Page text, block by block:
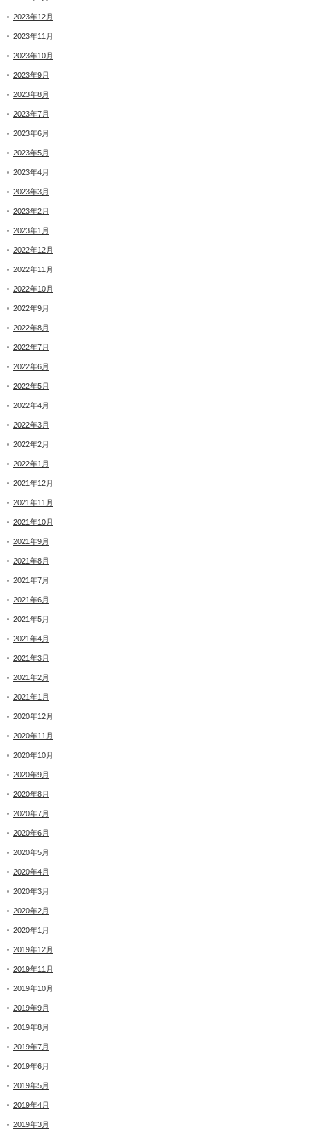
2023年12月
2023年11月
2023年10月
2023年9月
2023年8月
2023年7月
2023年6月
2023年5月
2023年4月
2023年3月
2023年2月
2023年1月
2022年12月
2022年11月
2022年10月
2022年9月
2022年8月
2022年7月
2022年6月
2022年5月
2022年4月
2022年3月
2022年2月
2022年1月
2021年12月
2021年11月
2021年10月
2021年9月
2021年8月
2021年7月
2021年6月
2021年5月
2021年4月
2021年3月
2021年2月
2021年1月
2020年12月
2020年11月
2020年10月
2020年9月
2020年8月
2020年7月
2020年6月
2020年5月
2020年4月
2020年3月
2020年2月
2020年1月
2019年12月
2019年11月
2019年10月
2019年9月
2019年8月
2019年7月
2019年6月
2019年5月
2019年4月
2019年3月